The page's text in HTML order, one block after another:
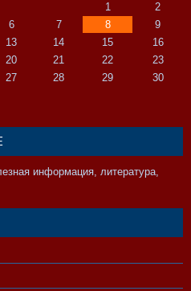
1
2
6 7 8
9
13 14 15
16
20 21 22
23
27 28 29
30
информация, литература,